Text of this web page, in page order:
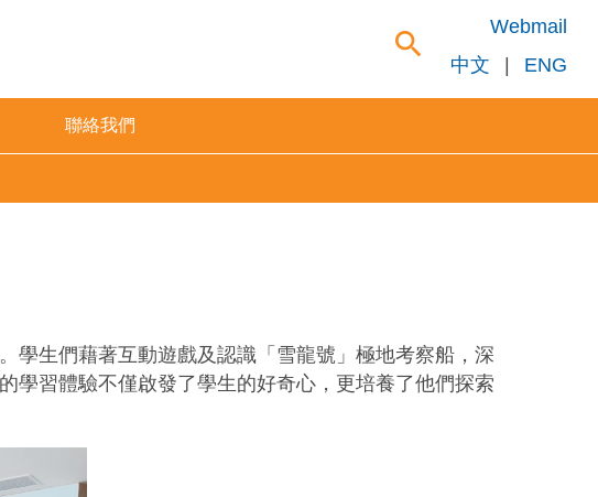
Webmail
中文
| ENG
search
聯絡我們
學生們藉著互動遊戲及認識「雪龍號」極地考察船，深
學習體驗不僅啟發了學生的好奇心，更培養了他們探索